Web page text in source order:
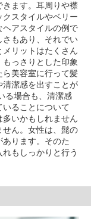
きます。耳周りや襟
スタイルやベリー
アスタイルの例で
もあり、それでい
リットはたくさん
っさりとした印象
美容室に行って髪
潔感を出すことが
る場合も、清潔感
ることについて
いかもしれません
ん。女性は、髭の
ります。そのた
もしっかりと行う